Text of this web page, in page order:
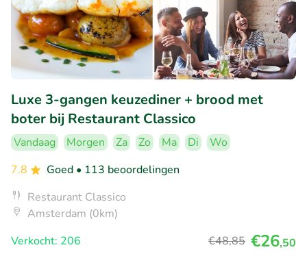
Luxe 3-gangen keuzediner + brood met
boter bij Restaurant Classico
Vandaag Morgen Za Zo Ma Di
Wo
7.8
Goed • 113 beoordelingen
Restaurant Classico
Amsterdam (0km)
Verkocht: 206
€48,85 €26,50